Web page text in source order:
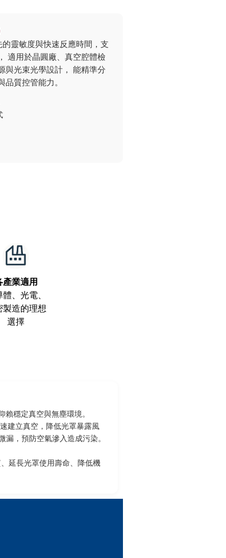
靈敏度與快速反應時間，支
適用於晶圓廠、真空腔體檢
與光束光學設計， 能精準分
品質控管能力。
產業適用
、光電、
製造的理想
選擇
賴穩定真空與無塵環境。
建立真空，降低光罩暴露風
漏，預防空氣滲入造成污染。
延長光罩使用壽命、降低機